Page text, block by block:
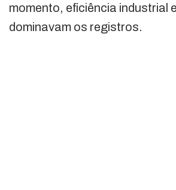
momento, eficiência industrial
dominavam os registros.